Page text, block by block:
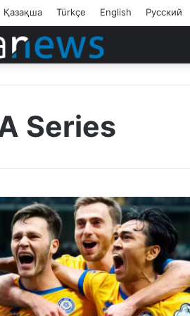
Қазақша Türkçe English Русский
Series